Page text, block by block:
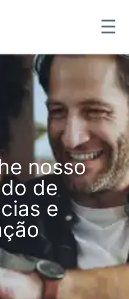
☰
nosso
de
e